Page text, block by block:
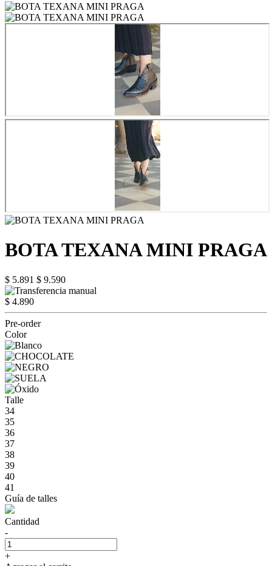
BOTA TEXANA MINI PRAGA
$ 5.891 $ 9.590
$ 4.890
Pre-order
Color
Talle
34
35
36
37
38
39
40
41
Guía de talles
Cantidad
-
+